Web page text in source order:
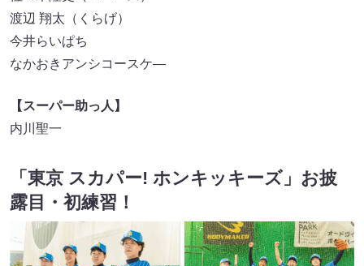
渡辺 翔太（くらげ）
今井らいぱち
なかおきアンシコースケ―
【スーパー助っ人】
内川聖一
「東京 スカパー! ホンキッキーズ」お披
露目・初練習！